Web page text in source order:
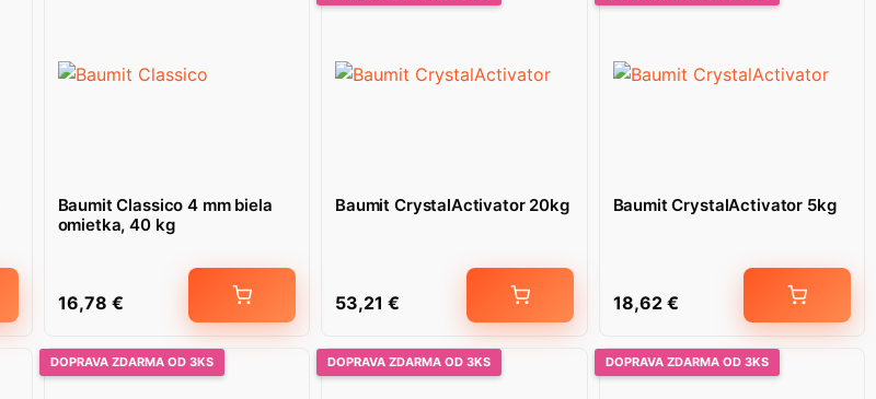
Baumit Classico 4 mm biela
omietka, 40 kg
16,78 €
Baumit CrystalActivator 20kg
53,21 €
Baumit CrystalActivator 5kg
18,62 €
DOPRAVA ZDARMA OD 3KS DOPRAVA ZDARMA OD 3KS DOPRAVA ZDARMA OD 3KS